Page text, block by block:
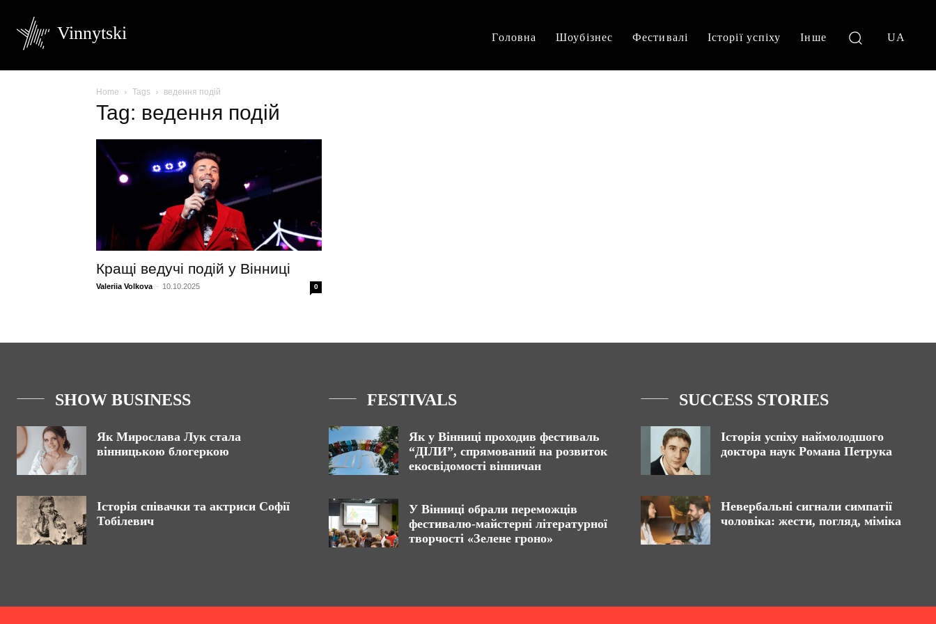
Vinnytski Головна Шоубізнес Фестивалі Історії успіху Інше UA
Home Tags ведення подій
Tag: ведення подій
Кращі ведучі подій у Вінниці
Valeriia Volkova - 10.10.2025 0
SHOW BUSINESS
Як Мирослава Лук стала
вінницькою блогеркою
Історія співачки та актриси Софії
Тобілевич
FESTIVALS
Як у Вінниці проходив фестиваль
“ДІЛИ”, спрямований на розвиток
екосвідомості вінничан
У Вінниці обрали переможців
фестивалю-майстерні літературної
творчості «Зелене гроно»
SUCCESS STORIES
Історія успіху наймолодшого
доктора наук Романа Петрука
Невербальні сигнали симпатії
чоловіка: жести, погляд, міміка